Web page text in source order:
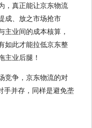
，真正能让京东物流
成、放之市场抢市
主业间的成本核算，
如此才能拉低京东整
主业后腿！
竞争，京东物流的对
手并存，同样是避免垄